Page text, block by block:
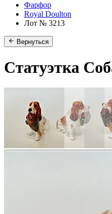
Фарфор
Royal Doulton
Лот № 3213
Вернуться
Статуэтка